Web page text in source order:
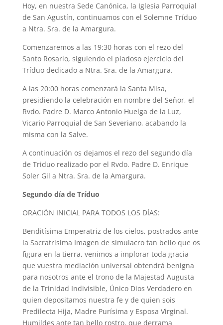
Hoy, en nuestra Sede Canónica, la Iglesia Parroquial
de San Agustín, continuamos con el Solemne Tríduo
a Ntra. Sra. de la Amargura.
Comenzaremos a las 19:30 horas con el rezo del
Santo Rosario, siguiendo el piadoso ejercicio del
Tríduo dedicado a Ntra. Sra. de la Amargura.
A las 20:00 horas comenzará la Santa Misa,
presidiendo la celebración en nombre del Señor, el
Rvdo. Padre D. Marco Antonio Huelga de la Luz,
Vicario Parroquial de San Severiano, acabando la
misma con la Salve.
A continuación os dejamos el rezo del segundo día
de Triduo realizado por el Rvdo. Padre D. Enrique
Soler Gil a Ntra. Sra. de la Amargura.
Segundo día de Tríduo
ORACIÓN INICIAL PARA TODOS LOS DÍAS:
Benditísima Emperatriz de los cielos, postrados ante
la Sacratrísima Imagen de simulacro tan bello que os
figura en la tierra, venimos a implorar toda gracia
que vuestra mediación universal obtendrá benigna
para nosotros ante el trono de la Majestad Augusta
de la Trinidad Indivisible, Único Dios Verdadero en
quien depositamos nuestra fe y de quien sois
Predilecta Hija, Madre Purísima y Esposa Virginal.
Humildes ante tan bello rostro, que derrama